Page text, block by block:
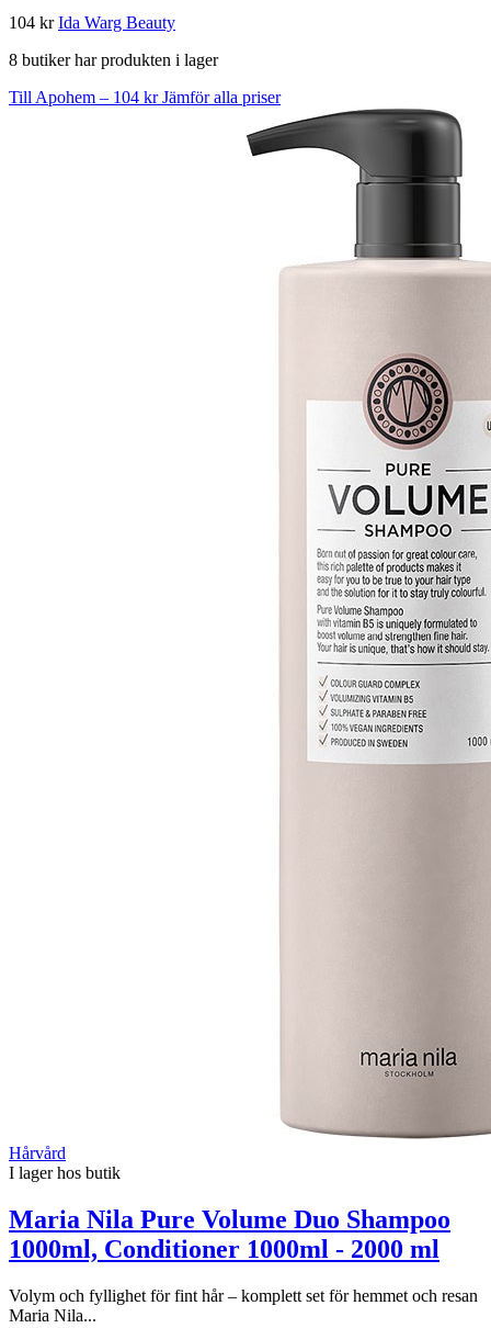
104 krIda Warg Beauty
8 butiker har produkten i lager
Till Apohem – 104 krJämför alla priser
Hårvård
I lager hos butik
Maria Nila Pure Volume Duo Shampoo
1000ml, Conditioner 1000ml - 2000 ml
Volym och fyllighet för fint hår – komplett set för hemmet och resan
Maria Nila...